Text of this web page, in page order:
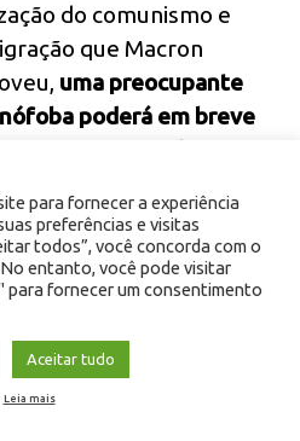
do comunismo e
que Macron
uma preocupante
poderá em breve
E. Ciotti.
Fabien Roussel, não
nada melhor do que
pedindo
as pessoas votem em
para fornecer a experiência
preferências e visitas
todos”, você concorda com o
entanto, você pode visitar
fornecer um consentimento
Aceitar tudo
Leia mais